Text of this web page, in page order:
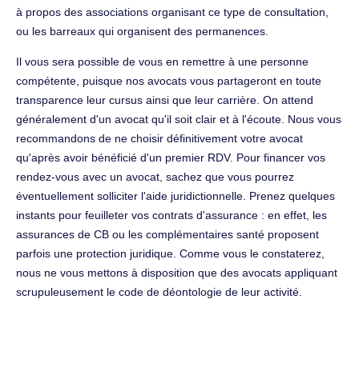
à propos des associations organisant ce type de consultation,
ou les barreaux qui organisent des permanences.
Il vous sera possible de vous en remettre à une personne
compétente, puisque nos avocats vous partageront en toute
transparence leur cursus ainsi que leur carrière. On attend
généralement d'un avocat qu'il soit clair et à l'écoute. Nous vous
recommandons de ne choisir définitivement votre avocat
qu'après avoir bénéficié d'un premier RDV. Pour financer vos
rendez-vous avec un avocat, sachez que vous pourrez
éventuellement solliciter l'aide juridictionnelle. Prenez quelques
instants pour feuilleter vos contrats d'assurance : en effet, les
assurances de CB ou les complémentaires santé proposent
parfois une protection juridique. Comme vous le constaterez,
nous ne vous mettons à disposition que des avocats appliquant
scrupuleusement le code de déontologie de leur activité.